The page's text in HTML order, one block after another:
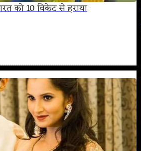
को 10 विकेट से हराया